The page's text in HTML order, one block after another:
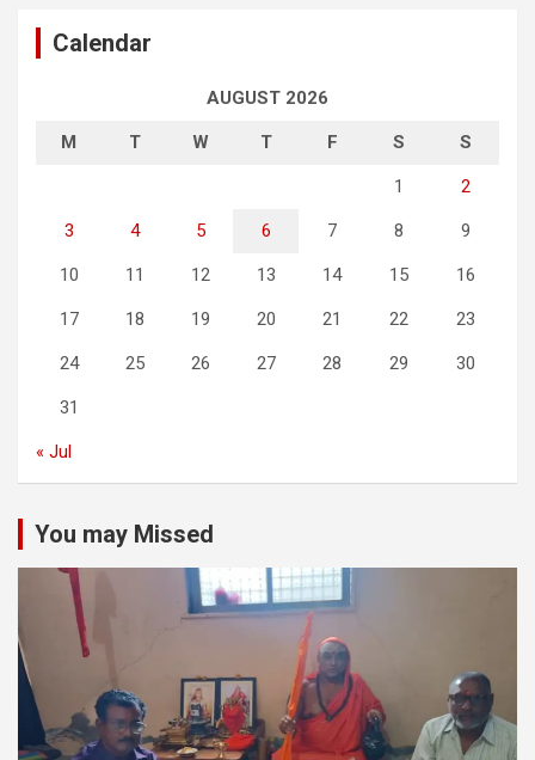
Calendar
AUGUST 2026
M T W T F S S
1 2
3 4 5 6 7 8 9
10 11 12 13 14 15 16
17 18 19 20 21 22 23
24 25 26 27 28 29 30
31
« Jul
You may Missed